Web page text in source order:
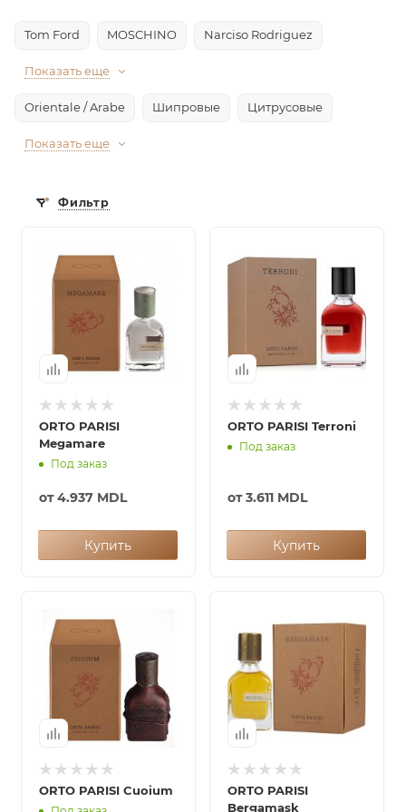
Tom Ford MOSCHINO Narciso Rodriguez
Показать еще
Orientale / Arabe Шипровые Цитрусовые
Показать еще
Фильтр
ORTO PARISI
Megamare
Под заказ
от4.937 MDL
Купить
ORTO PARISI Terroni
Под заказ
от3.611 MDL
Купить
ORTO PARISI Cuoium
ORTO PARISI
Bergamask